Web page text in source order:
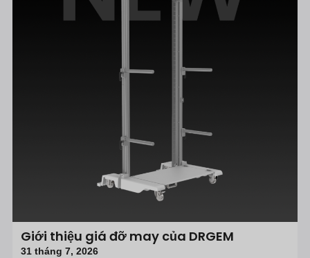
Giới thiệu giá đỡ may của DRGEM
31 tháng 7, 2026